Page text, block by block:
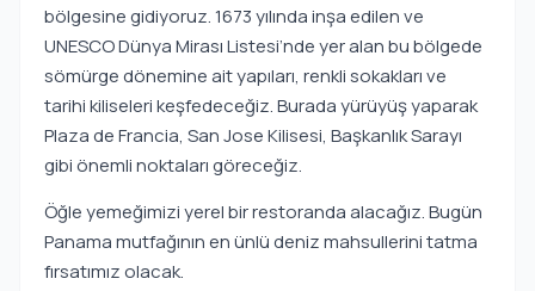
bölgesine gidiyoruz. 1673 yılında inşa edilen ve
UNESCO Dünya Mirası Listesi’nde yer alan bu bölgede
sömürge dönemine ait yapıları, renkli sokakları ve
tarihi kiliseleri keşfedeceğiz. Burada yürüyüş yaparak
Plaza de Francia, San Jose Kilisesi, Başkanlık Sarayı
gibi önemli noktaları göreceğiz.
Öğle yemeğimizi yerel bir restoranda alacağız. Bugün
Panama mutfağının en ünlü deniz mahsullerini tatma
fırsatımız olacak.